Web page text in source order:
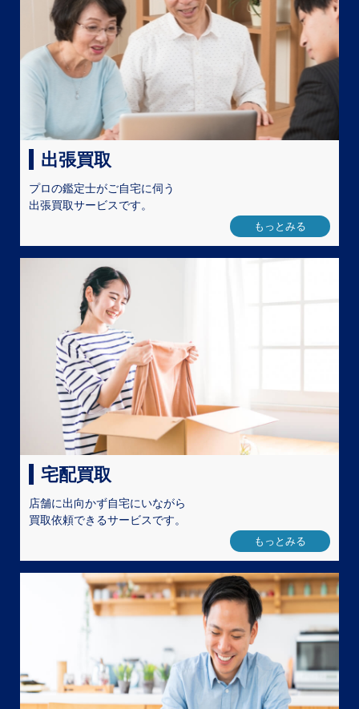
出張買取
プロの鑑定士がご自宅に伺う
出張買取サービスです。
もっとみる
宅配買取
店舗に出向かず自宅にいながら
買取依頼できるサービスです。
もっとみる